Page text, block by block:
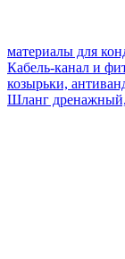
материалы для
Кабель-канал и
козырьки,
Шланг